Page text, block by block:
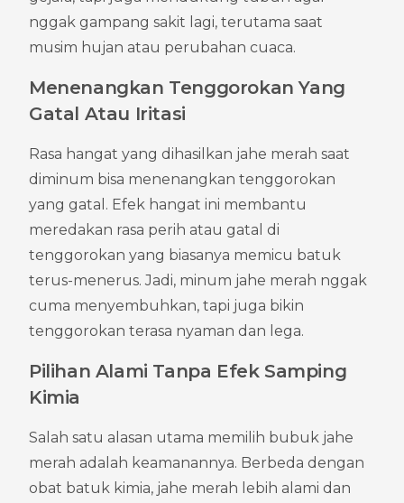
nggak gampang sakit lagi, terutama saat
musim hujan atau perubahan cuaca.
Menenangkan Tenggorokan Yang
Gatal Atau Iritasi
Rasa hangat yang dihasilkan jahe merah saat
diminum bisa menenangkan tenggorokan
yang gatal. Efek hangat ini membantu
meredakan rasa perih atau gatal di
tenggorokan yang biasanya memicu batuk
terus-menerus. Jadi, minum jahe merah nggak
cuma menyembuhkan, tapi juga bikin
tenggorokan terasa nyaman dan lega.
Pilihan Alami Tanpa Efek Samping
Kimia
Salah satu alasan utama memilih bubuk jahe
merah adalah keamanannya. Berbeda dengan
obat batuk kimia, jahe merah lebih alami dan